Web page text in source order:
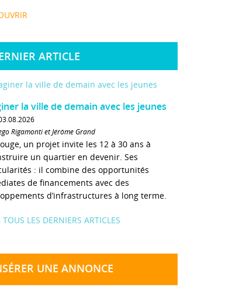
ARTICLE
la ville de demain avec les jeunes
Rigamonti et Jérôme Grand
un projet invite les 12 à 30 ans à
un quartier en devenir. Ses
: il combine des opportunités
de financements avec des
d’infrastructures à long terme.
TOUS LES DERNIERS ARTICLES
UNE ANNONCE